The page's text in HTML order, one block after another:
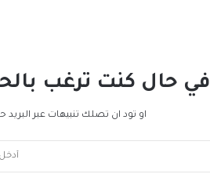
في حال كنت ترغب
او تود ان تصلك تنبيهات عبر البريد